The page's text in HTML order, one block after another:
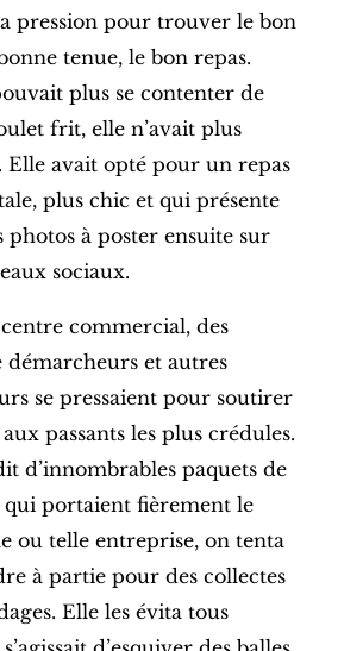
pression pour trouver le bon
tenue, le bon repas.
plus se contenter de
frit, elle n’avait plus
Elle avait opté pour un repas
plus chic et qui présente
photos à poster ensuite sur
sociaux.
commercial, des
démarcheurs et autres
se pressaient pour soutirer
passants les plus crédules.
d’innombrables paquets de
portaient fièrement le
ou telle entreprise, on tenta
à partie pour des collectes
Elle les évita tous